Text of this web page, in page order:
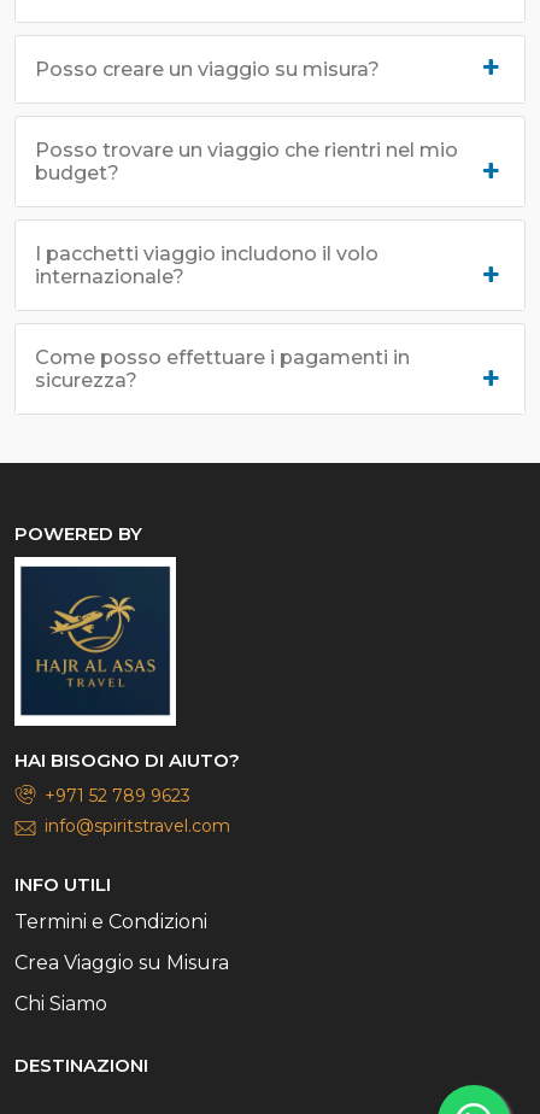
Posso creare un viaggio su misura?
Posso trovare un viaggio che rientri nel mio
budget?
I pacchetti viaggio includono il volo
internazionale?
Come posso effettuare i pagamenti in
sicurezza?
POWERED BY
HAI BISOGNO DI AIUTO?
+971 52 789 9623
info@spiritstravel.com
INFO UTILI
Termini e Condizioni
Crea Viaggio su Misura
Chi Siamo
DESTINAZIONI